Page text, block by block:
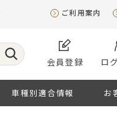
ご利用案内
会員登録 ロ
車種別適合情報 お